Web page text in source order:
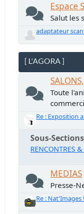
Espace
Salut les
adaptateur
[ L'AGORA ]
Toute
Re : Exposition
Sous-Sections
RENCONTRES
MEDIAS
Presse-
Re : Nat'Images